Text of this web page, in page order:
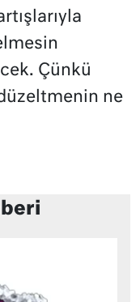
Çünkü
ne